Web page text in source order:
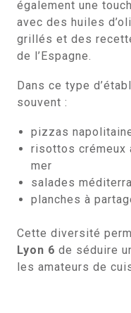
également une
avec des huiles
grillés et des
de l’Espagne.
Dans ce type
souvent :
pizzas
risottos crémeux
mer
salades
planches à
Cette diversité
Lyon 6 de séduire
les amateurs de